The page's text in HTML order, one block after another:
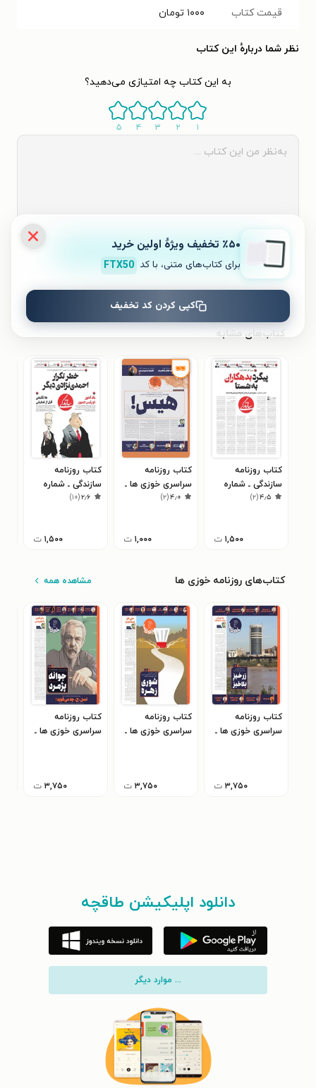
قیمت کتاب ۱۰۰۰ تومان
نظر شما دربارهٔ این کتاب
به این کتاب چه امتیازی می‌دهید؟
۱ ۲ ۳ ۴ ۵
ثبت نظر
نظری برای کتاب ثبت نشده است.
کتاب‌های مشابه
کتاب روزنامه
سازندگی ـ شماره
۳۸۵ ـ ۱۳ خرداد ۹۸۴٫۵(۲)
۱,۵۰۰ ت
کتاب روزنامه
سراسری خوزی ها ـ
۴٫۰(۲)
۱,۰۰۰ ت
کتاب روزنامه
سازندگی ـ شماره
۸۰۳ ـ ۲۸ آبان ۹۹۲٫۶(۱۰)
۱,۵۰۰ ت
کتاب‌های روزنامه خوزی ها مشاهده همه
کتاب روزنامه
سراسری خوزی ها ـ
۳,۷۵۰ ت
کتاب روزنامه
سراسری خوزی ها ـ
۳,۷۵۰ ت
کتاب روزنامه
سراسری خوزی ها ـ
۳,۷۵۰ ت
دانلود اپلیکیشن طاقچه
... موارد دیگر
٪۵۰ تخفیف ویژۀ اولین خرید
برای کتاب‌های متنی، با کد FTX50
کپی کردن کد تخفیف